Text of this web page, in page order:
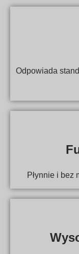
Odpowiada
Płynnie i bez